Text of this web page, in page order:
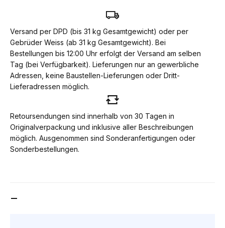
Versand per DPD (bis 31 kg Gesamtgewicht) oder per
Gebrüder Weiss (ab 31 kg Gesamtgewicht). Bei
Bestellungen bis 12:00 Uhr erfolgt der Versand am selben
Tag (bei Verfügbarkeit). Lieferungen nur an gewerbliche
Adressen, keine Baustellen-Lieferungen oder Dritt-
Lieferadressen möglich.
Retoursendungen sind innerhalb von 30 Tagen in
Originalverpackung und inklusive aller Beschreibungen
möglich. Ausgenommen sind Sonderanfertigungen oder
Sonderbestellungen.